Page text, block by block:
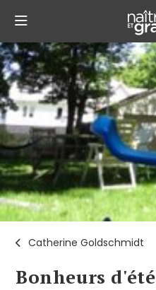
Catherine Goldschmidt
Bonheurs d'été